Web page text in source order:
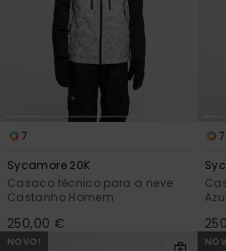
7
Sycamore 20K
Casaco técnico para a neve
Castanho Homem
250,00 €
7
NOVO!